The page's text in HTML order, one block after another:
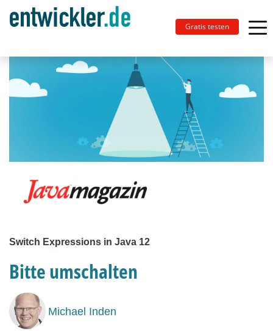
Gratis testen
Switch Expressions in Java 12
Bitte umschalten
Michael Inden